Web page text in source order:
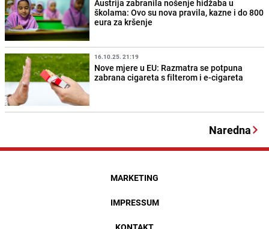
Austrija zabranila nošenje hidžaba u
školama: Ovo su nova pravila, kazne i do 800
eura za kršenje
16.10.25. 21:19
Nove mjere u EU: Razmatra se potpuna
zabrana cigareta s filterom i e-cigareta
Naredna
MARKETING
IMPRESSUM